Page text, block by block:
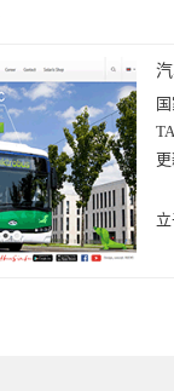
国
更